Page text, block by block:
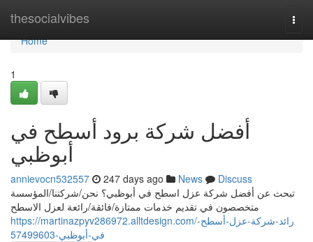
thesocialvibes
Home
Home
1
أفضل شركة برود أسطح في
أبوظبي
annievocn532557 247 days ago News
Discuss
تبحث عن أفضل شركة عزل اسطح في أبوظبي؟ نحن/شركتنا/المؤسسة
متخصصون في تقديم خدمات ممتازة/فائقة/رائعة لعزل الاسطح
https://martinazpyv286972.alltdesign.com/رائد-شركة-عزل-أسطح-
في-أبوظبي-57499603